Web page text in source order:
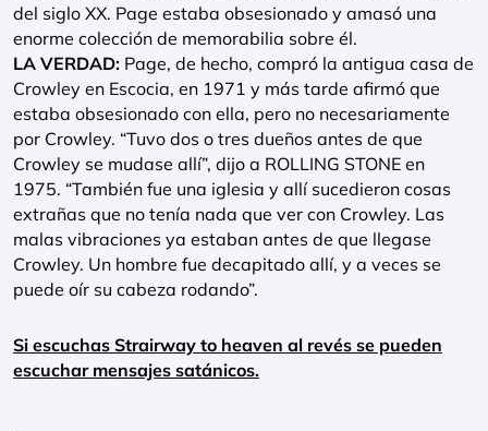
del siglo XX. Page estaba obsesionado y amasó una
enorme colección de memorabilia sobre él.
LA VERDAD: Page, de hecho, compró la antigua casa de
Crowley en Escocia, en 1971 y más tarde afirmó que
estaba obsesionado con ella, pero no necesariamente
por Crowley. “Tuvo dos o tres dueños antes de que
Crowley se mudase allí”, dijo a ROLLING STONE en
1975. “También fue una iglesia y allí sucedieron cosas
extrañas que no tenía nada que ver con Crowley. Las
malas vibraciones ya estaban antes de que llegase
Crowley. Un hombre fue decapitado allí, y a veces se
puede oír su cabeza rodando”.
Si escuchas Strairway to heaven al revés se pueden
escuchar mensajes satánicos.